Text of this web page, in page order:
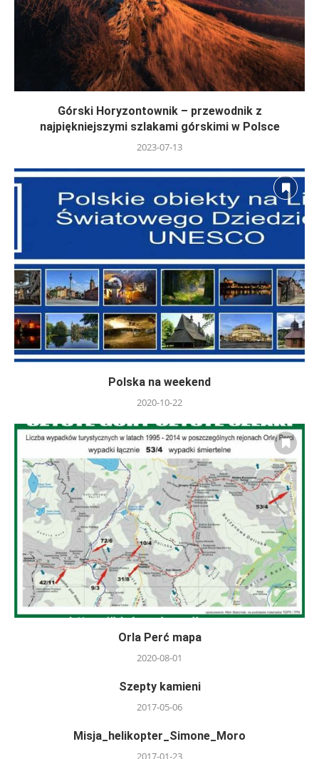
Górski Horyzontownik – przewodnik z
najpiękniejszymi szlakami górskimi w Polsce
2023-07-13
Polska na weekend
2020-10-22
Orla Perć mapa
2020-08-01
Szepty kamieni
2017-05-06
Misja_helikopter_Simone_Moro
2017-01-23